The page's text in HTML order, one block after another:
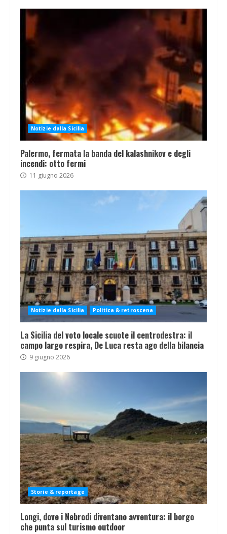
Notizie dalla Sicilia
Palermo, fermata la banda del kalashnikov e degli
incendi: otto fermi
11 giugno 2026
Notizie dalla Sicilia Politica & retroscena
La Sicilia del voto locale scuote il centrodestra: il
campo largo respira, De Luca resta ago della bilancia
9 giugno 2026
Storie & reportage
Longi, dove i Nebrodi diventano avventura: il borgo
che punta sul turismo outdoor